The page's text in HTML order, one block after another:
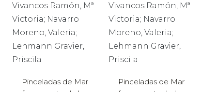
Vivancos Ramón, Mª
Victoria; Navarro
Moreno, Valeria;
Lehmann Gravier,
Priscila
Pinceladas de Mar
Vivancos Ramón, Mª
Victoria; Navarro
Moreno, Valeria;
Lehmann Gravier,
Priscila
Pinceladas de Mar